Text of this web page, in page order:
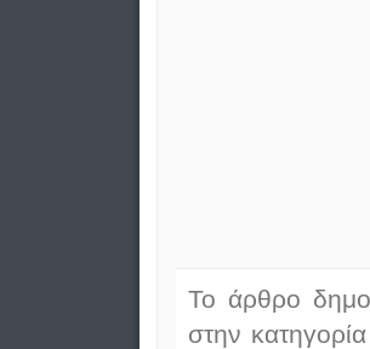
Το άρθρο
στην κατηγορία